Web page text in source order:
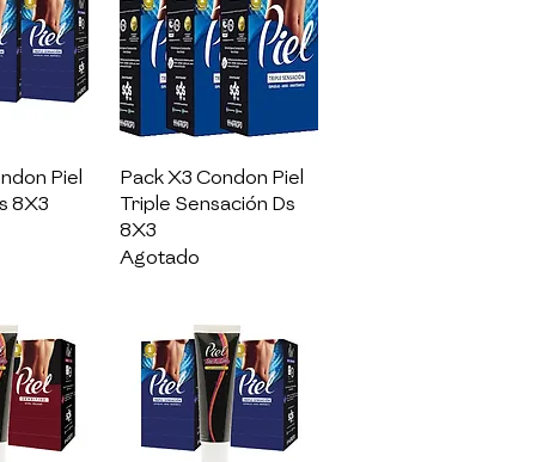
Piel
8X3
Vista rápida
Pack X3 Condon Piel
Triple Sensación Ds
8X3
Agotado